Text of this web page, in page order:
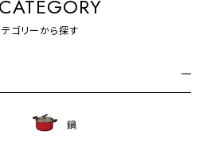
ゴリーから探す
鍋